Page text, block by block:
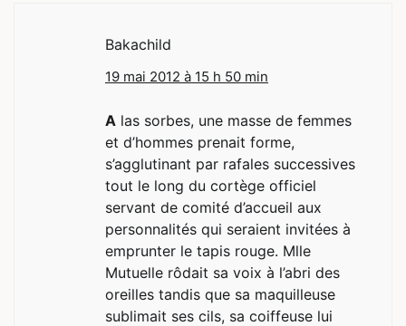
Bakachild
19 mai 2012 à 15 h 50 min
A las sorbes, une masse de femmes
et d’hommes prenait forme,
s’agglutinant par rafales successives
tout le long du cortège officiel
servant de comité d’accueil aux
personnalités qui seraient invitées à
emprunter le tapis rouge. Mlle
Mutuelle rôdait sa voix à l’abri des
oreilles tandis que sa maquilleuse
sublimait ses cils, sa coiffeuse lui